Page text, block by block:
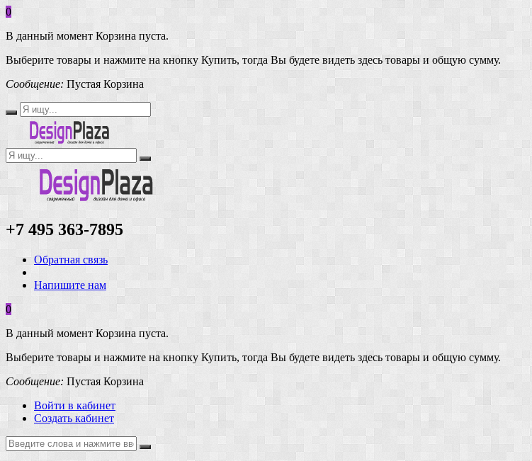
0
В данный момент Корзина пуста.
Выберите товары и нажмите на кнопку Купить, тогда Вы будете видеть здесь товары и общую сумму.
Сообщение: Пустая Корзина
+7 495 363-7895
Обратная связь
Напишите нам
0
В данный момент Корзина пуста.
Выберите товары и нажмите на кнопку Купить, тогда Вы будете видеть здесь товары и общую сумму.
Сообщение: Пустая Корзина
Войти в кабинет
Создать кабинет